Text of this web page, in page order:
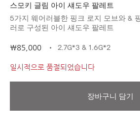
스모키 글림 아이 섀도우 팔레트
5가지 웨어러블한 핑크 로지 모브와 &
러로 구성된 아이 섀도우 팔레트
₩85,000 2.7G*3 & 1.6G*2
일시적으로 품절되었습니다
장바구니 담기